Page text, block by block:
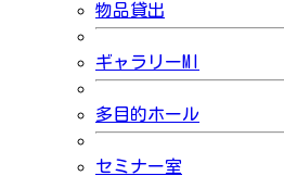
物品貸出
ギャラリーMI
多目的ホール
セミナー室